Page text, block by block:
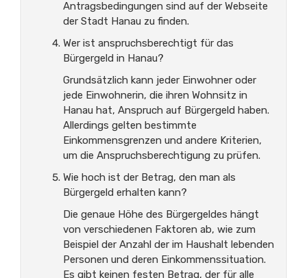
Antragsbedingungen sind auf der Webseite
der Stadt Hanau zu finden.
Wer ist anspruchsberechtigt für das
Bürgergeld in Hanau?
Grundsätzlich kann jeder Einwohner oder
jede Einwohnerin, die ihren Wohnsitz in
Hanau hat, Anspruch auf Bürgergeld haben.
Allerdings gelten bestimmte
Einkommensgrenzen und andere Kriterien,
um die Anspruchsberechtigung zu prüfen.
Wie hoch ist der Betrag, den man als
Bürgergeld erhalten kann?
Die genaue Höhe des Bürgergeldes hängt
von verschiedenen Faktoren ab, wie zum
Beispiel der Anzahl der im Haushalt lebenden
Personen und deren Einkommenssituation.
Es gibt keinen festen Betrag, der für alle